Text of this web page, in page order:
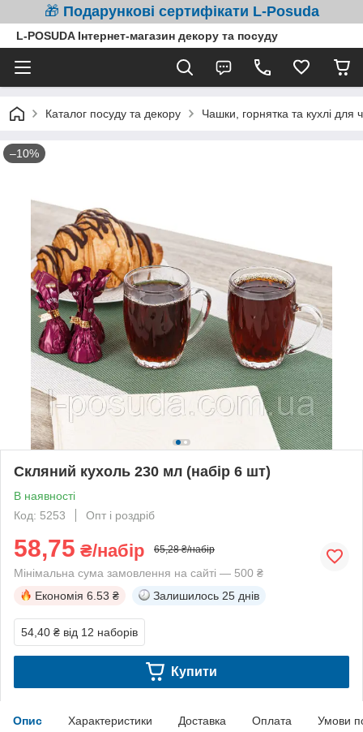
🎁 Подарункові сертифікати L-Posuda
L-POSUDA Інтернет-магазин декору та посуду
Каталог посуду та декору Чашки, горнятка та кухлі для
–10%
Скляний кухоль 230 мл (набір 6 шт)
В наявності
Код: 5253
Опт і роздріб
58,75 ₴/набір 65,28 ₴/набір
Мінімальна сума замовлення на сайті — 500 ₴
Економія 6.53 ₴ Залишилось 25 днів
54,40 ₴ від 12 наборів
Купити
Опис Характеристики Доставка Оплата Умови